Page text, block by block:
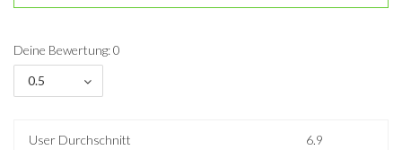
Deine Bewertung: 0
0.5
User Durchschnitt 6.9